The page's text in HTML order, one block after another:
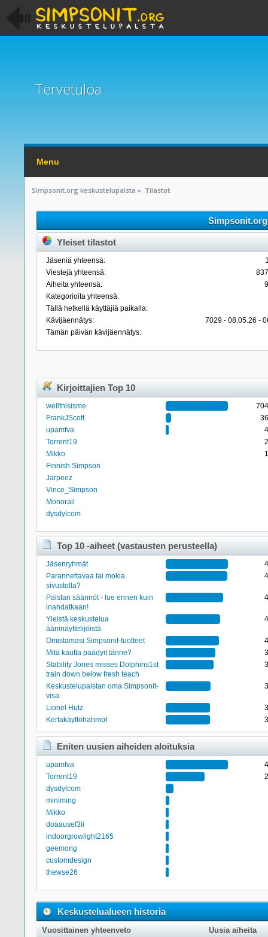
Tervetuloa
Menu
Simpsonit.org keskustelupalsta » Tilastot
Yleiset tilastot
Jäseniä yhteensä:
Viestejä yhteensä:
Aiheita yhteensä:
Kategorioita yhteensä:
Tällä hetkellä käyttäjiä paikalla:
Kävijäennätys:
7029 - 08.05.26 -
Tämän päivän kävijäennätys:
Kirjoittajien Top 10
wellthisisme
FrankJScott
upamfva
Torrent19
Mikko
Finnish Simpson
Jarpeez
Vince_Simpson
Monorail
dysdylcom
Top 10 -aiheet (vastausten perusteella)
Jäsenryhmät
Parannettavaa tai mokia
sivustolla?
Palstan säännöt - lue ennen kuin
inahdatkaan!
Yleistä keskustelua
ääninäyttelijöistä
Omistamasi Simpsonit-tuotteet
Mitä kautta päädyit tänne?
Stability Jones misses Dolphins1st
train down below fresh teach
Keskustelupalstan oma Simpsonit-
visa
Lionel Hutz
Kertakäyttöhahmot
Eniten uusien aiheiden aloituksia
upamfva
Torrent19
dysdylcom
miniming
Mikko
doaausef3li
indoorgrowlight2165
geemong
customdesign
thewse26
Keskustelualueen historia
Vuosittainen yhteenveto Uusia aiheita